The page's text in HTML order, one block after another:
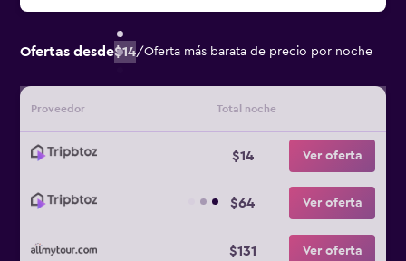
Ofertas desde$14/Oferta más barata de precio por noche
Proveedor Total noche
$14 Ver oferta
$64 Ver oferta
$131 Ver oferta